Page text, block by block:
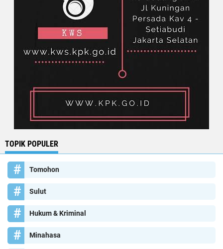
TOPIK POPULER
Tomohon
Sulut
Hukum & Kriminal
Minahasa